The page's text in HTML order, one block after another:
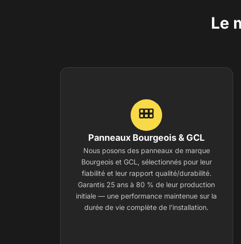
Le
Panneaux Bourgeois & GCL
Nous posons des panneaux de marque
Bourgeois et GCL, sélectionnés pour leur
fiabilité et leur rapport qualité/durabilité.
Garantis 25 ans à 80 % de leur production
initiale — une performance maintenue sur la
durée de vie complète de l'installation.